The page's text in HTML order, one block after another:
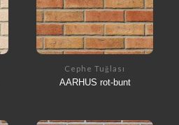
Cephe Tuğlası
AARHUS rot-bunt